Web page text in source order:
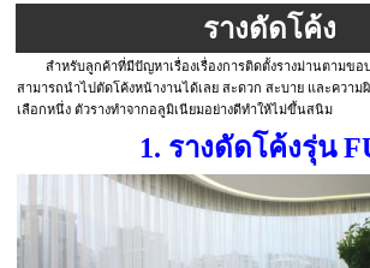
รางดัดโค้ง
สำหรับลูกค้าที่มีปัญหาเรื่องเรื่องการติดตั้งรางม่านตามขอ
สามารถนำไปตัดโค้งหน้างานได้เลย สะดวก สะบาย และควา
เลือกหนึ่ง ตัวรางทำจากอลูมิเนียมอย่างดีทำให้ไม่ขึ้นสนิม
1. รางดัดโค้งรุ่น